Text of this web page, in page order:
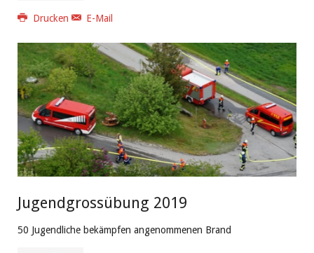
Drucken E-Mail
Jugendgrossübung 2019
50 Jugendliche bekämpfen angenommenen Brand